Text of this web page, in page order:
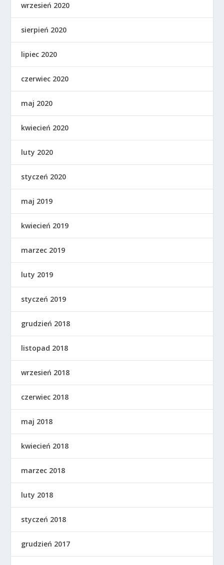
wrzesień 2020
sierpień 2020
lipiec 2020
czerwiec 2020
maj 2020
kwiecień 2020
luty 2020
styczeń 2020
maj 2019
kwiecień 2019
marzec 2019
luty 2019
styczeń 2019
grudzień 2018
listopad 2018
wrzesień 2018
czerwiec 2018
maj 2018
kwiecień 2018
marzec 2018
luty 2018
styczeń 2018
grudzień 2017